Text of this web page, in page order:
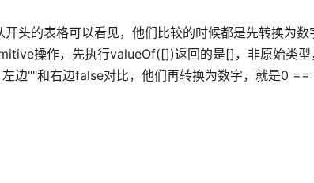
头的表格可以看见，他们比较的时候都是先转换为数
操作，先执行valueOf([])返回的是[]，非原始类
边""和右边false对比，他们再转换为数字，就是0 ==